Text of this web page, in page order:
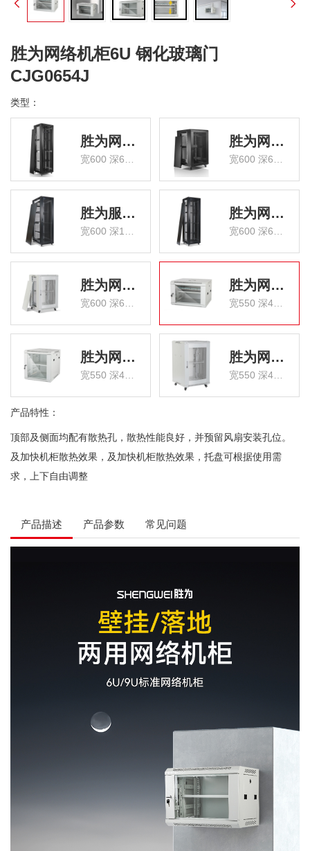
胜为网络机柜6U 钢化玻璃门
CJG0654J
类型：
胜为网络机柜42U 六角网孔门 XC320606 胜为网络机柜18U 六角网孔门 XC310606
胜为服务器机柜42U 圆弧网孔门 CJG4260G 胜为网络机柜42U 圆弧网孔门 CJG4266G
胜为网络机柜18U 圆弧网孔门 CJG1866J 胜为网络机柜6U 钢化玻璃门 CJG0654J
胜为网络机柜9U 钢化玻璃门 CJG0954J 胜为网络机柜12U 钢化玻璃门 CJG1254J
产品特性：
顶部及侧面均配有散热孔，散热性能良好，并预留风扇安装孔位。
及加快机柜散热效果，及加快机柜散热效果，托盘可根据使用需
求，上下自由调整
产品描述 产品参数 常见问题